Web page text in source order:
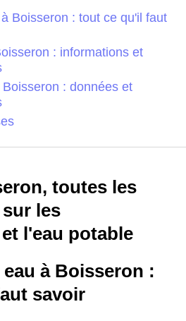
Boisseron : tout ce qu'il faut
: informations et
: données et
toutes les
les
l'eau potable
à Boisseron :
savoir